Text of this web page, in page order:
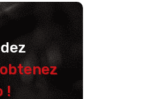
obtenez
!